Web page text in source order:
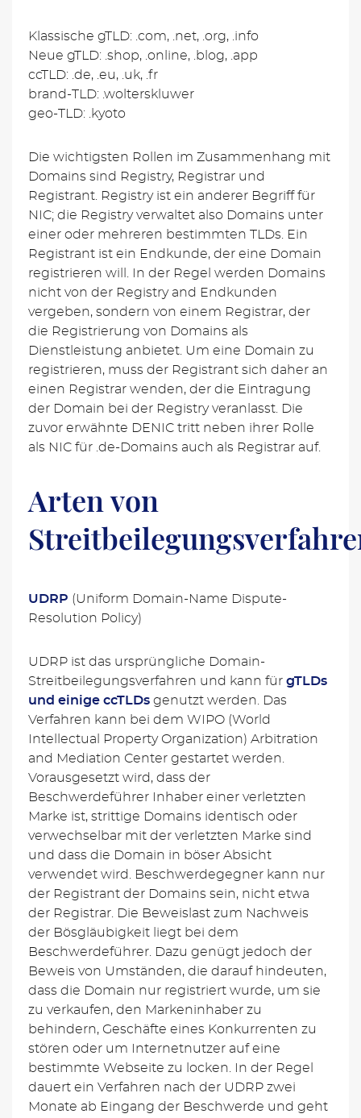
Klassische gTLD: .com, .net, .org, .info
Neue gTLD: .shop, .online, .blog, .app
ccTLD: .de, .eu, .uk, .fr
brand-TLD: .wolterskluwer
geo-TLD: .kyoto
Die wichtigsten Rollen im Zusammenhang mit
Domains sind Registry, Registrar und
Registrant. Registry ist ein anderer Begriff für
NIC; die Registry verwaltet also Domains unter
einer oder mehreren bestimmten TLDs. Ein
Registrant ist ein Endkunde, der eine Domain
registrieren will. In der Regel werden Domains
nicht von der Registry and Endkunden
vergeben, sondern von einem Registrar, der
die Registrierung von Domains als
Dienstleistung anbietet. Um eine Domain zu
registrieren, muss der Registrant sich daher an
einen Registrar wenden, der die Eintragung
der Domain bei der Registry veranlasst. Die
zuvor erwähnte DENIC tritt neben ihrer Rolle
als NIC für .de-Domains auch als Registrar auf.
Arten von
UDRP (Uniform Domain-Name Dispute-
Resolution Policy)
UDRP ist das ursprüngliche Domain-
Streitbeilegungsverfahren und kann für gTLDs
und einige ccTLDs genutzt werden. Das
Verfahren kann bei dem WIPO (World
Intellectual Property Organization) Arbitration
and Mediation Center gestartet werden.
Vorausgesetzt wird, dass der
Beschwerdeführer Inhaber einer verletzten
Marke ist, strittige Domains identisch oder
verwechselbar mit der verletzten Marke sind
und dass die Domain in böser Absicht
verwendet wird. Beschwerdegegner kann nur
der Registrant der Domains sein, nicht etwa
der Registrar. Die Beweislast zum Nachweis
der Bösgläubigkeit liegt bei dem
Beschwerdeführer. Dazu genügt jedoch der
Beweis von Umständen, die darauf hindeuten,
dass die Domain nur registriert wurde, um sie
zu verkaufen, den Markeninhaber zu
behindern, Geschäfte eines Konkurrenten zu
stören oder um Internetnutzer auf eine
bestimmte Webseite zu locken. In der Regel
dauert ein Verfahren nach der UDRP zwei
Monate ab Eingang der Beschwerde und geht